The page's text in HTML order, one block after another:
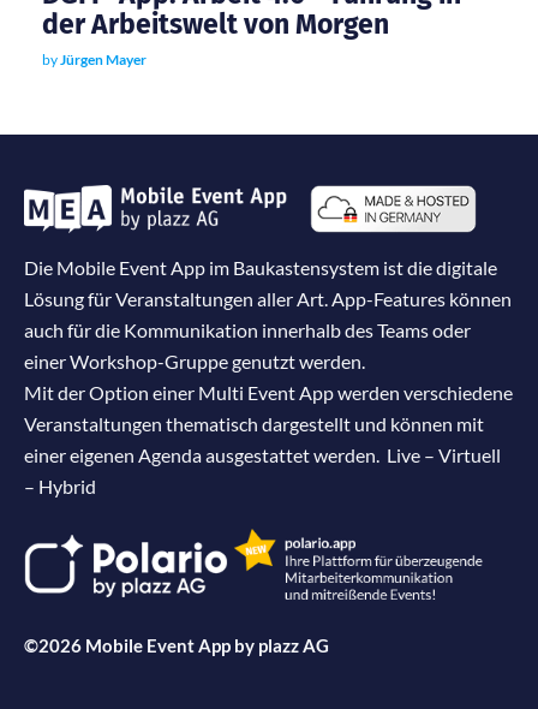
der Arbeitswelt von Morgen
by Jürgen Mayer
Die Mobile Event App im Baukastensystem ist die digitale
Lösung für Veranstaltungen aller Art. App-Features können
auch für die Kommunikation innerhalb des Teams oder
einer Workshop-Gruppe genutzt werden.
Mit der Option einer Multi Event App werden verschiedene
Veranstaltungen thematisch dargestellt und können mit
einer eigenen Agenda ausgestattet werden. Live – Virtuell
– Hybrid
©2026 Mobile Event App by plazz AG